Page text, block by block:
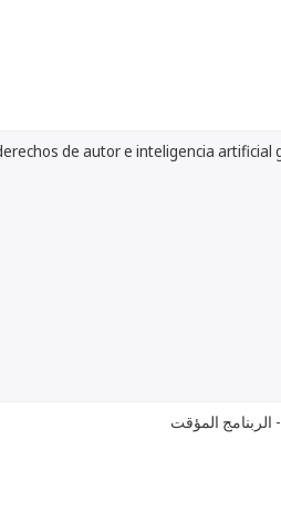
de autor e inteligencia
المؤقت